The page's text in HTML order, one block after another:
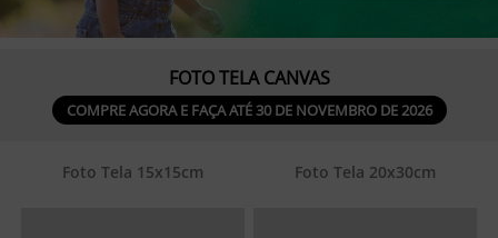
FOTO TELA CANVAS
COMPRE AGORA E FAÇA ATÉ 30 DE NOVEMBRO DE 2026
Foto Tela 15x15cm Foto Tela 20x30cm